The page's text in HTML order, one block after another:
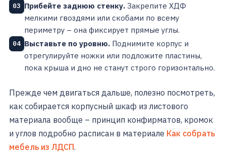
03 Прибейте заднюю стенку. Закрепите ХДФ
мелкими гвоздями или скобами по всему
периметру – она фиксирует прямые углы.
04 Выставьте по уровню. Поднимите корпус и
отрегулируйте ножки или подложите пластины,
пока крыша и дно не станут строго горизонтально.
Прежде чем двигаться дальше, полезно посмотреть,
как собирается корпусный шкаф из листового
материала вообще – принцип конфирматов, кромок
и углов подробно расписан в материале Как собрать
мебель из ЛДСП.